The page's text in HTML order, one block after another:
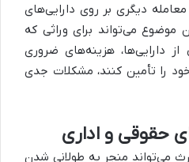
دیگری بر روی دارایی‌های
موضوع می‌تواند برای وراثی که
دارایی‌ها، هزینه‌های ضروری
را تأمین کنند، مشکلات جدی
می‌تواند منجر به طولانی شدن